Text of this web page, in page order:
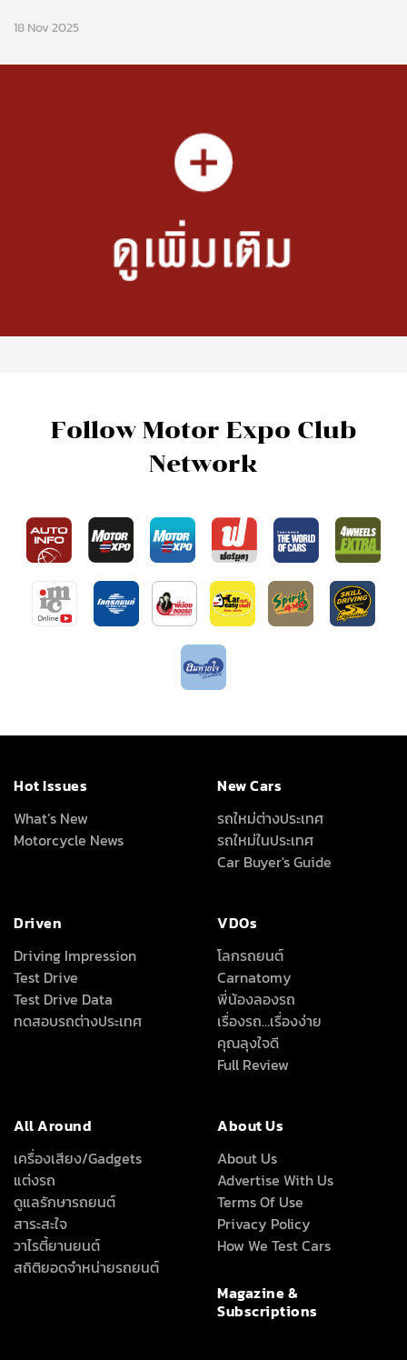
18 Nov 2025
Follow Motor Expo Club
Network
Hot Issues
What’s New
Motorcycle News
New Cars
รถใหม่ต่างประเทศ
รถใหม่ในประเทศ
Car Buyer's Guide
Driven
Driving Impression
Test Drive
Test Drive Data
ทดสอบรถต่างประเทศ
VDOs
โลกรถยนต์
Carnatomy
พี่น้องลองรถ
เรื่องรถ…เรื่องง่าย
คุณลุงใจดี
Full Review
All Around
เครื่องเสียง/Gadgets
แต่งรถ
ดูแลรักษารถยนต์
สาระสะใจ
วาไรตี้ยานยนต์
สถิติยอดจำหน่ายรถยนต์
About Us
About Us
Advertise With Us
Terms Of Use
Privacy Policy
How We Test Cars
Magazine &
Subscriptions